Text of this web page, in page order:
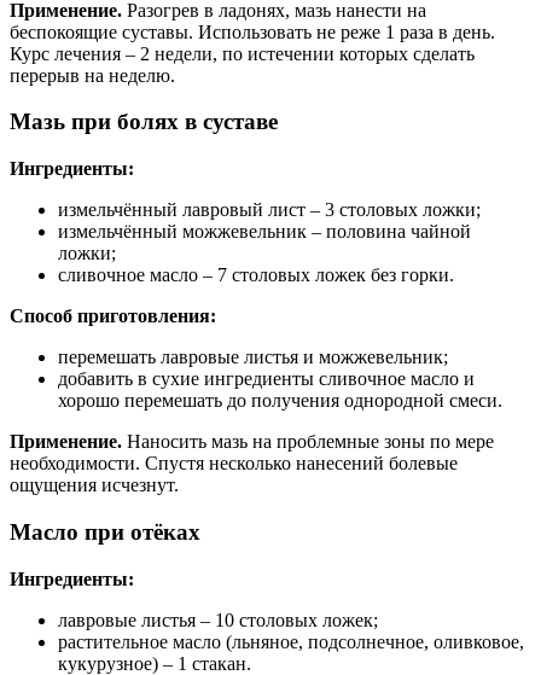
Применение. Разогрев в ладонях, мазь нанести на
беспокоящие суставы. Использовать не реже 1 раза в день.
Курс лечения – 2 недели, по истечении которых сделать
перерыв на неделю.
Мазь при болях в суставе
Ингредиенты:
измельчённый лавровый лист – 3 столовых ложки;
измельчённый можжевельник – половина чайной
ложки;
сливочное масло – 7 столовых ложек без горки.
Способ приготовления:
перемешать лавровые листья и можжевельник;
добавить в сухие ингредиенты сливочное масло и
хорошо перемешать до получения однородной смеси.
Применение. Наносить мазь на проблемные зоны по мере
необходимости. Спустя несколько нанесений болевые
ощущения исчезнут.
Масло при отёках
Ингредиенты:
лавровые листья – 10 столовых ложек;
растительное масло (льняное, подсолнечное, оливковое,
кукурузное) – 1 стакан.